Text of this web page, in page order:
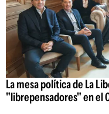
La mesa política de La
"librepensadores" en el